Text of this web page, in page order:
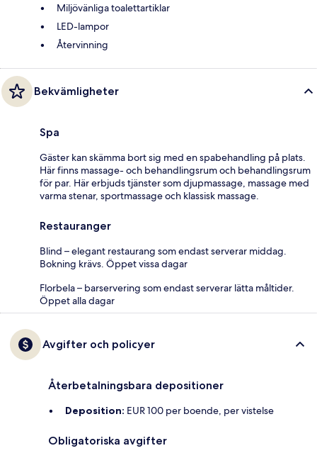
Miljövänliga toalettartiklar
LED-lampor
Återvinning
Bekvämligheter
Spa
Gäster kan skämma bort sig med en spabehandling på plats.
Här finns massage- och behandlingsrum och behandlingsrum
för par. Här erbjuds tjänster som djupmassage, massage med
varma stenar, sportmassage och klassisk massage.
Restauranger
Blind – elegant restaurang som endast serverar middag.
Bokning krävs. Öppet vissa dagar
Florbela – barservering som endast serverar lätta måltider.
Öppet alla dagar
Avgifter och policyer
Återbetalningsbara depositioner
Deposition: EUR 100 per boende, per vistelse
Obligatoriska avgifter